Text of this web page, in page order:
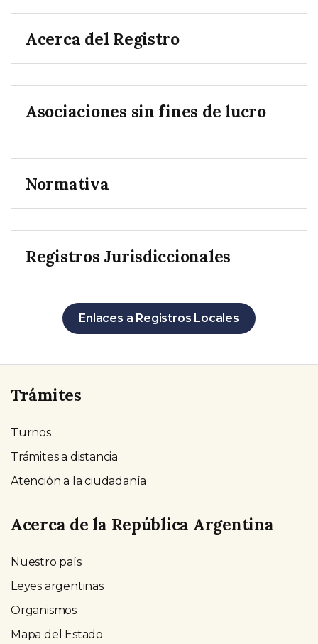
Acerca del Registro
Asociaciones sin fines de lucro
Normativa
Registros Jurisdiccionales
Enlaces a Registros Locales
Trámites
Turnos
Trámites a distancia
Atención a la ciudadanía
Acerca de la República Argentina
Nuestro país
Leyes argentinas
Organismos
Mapa del Estado